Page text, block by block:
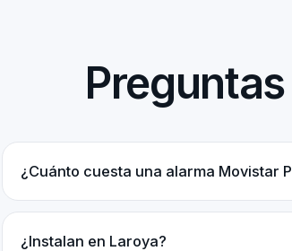
¿Cuánto cuesta una alarma Movistar
¿Instalan en Laroya?